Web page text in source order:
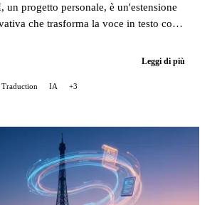
un progetto personale, è un'estensione
che trasforma la voce in testo con
Leggi di più
Traduction IA +3